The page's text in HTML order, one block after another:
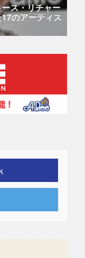
ス・リチャー
のアーティス